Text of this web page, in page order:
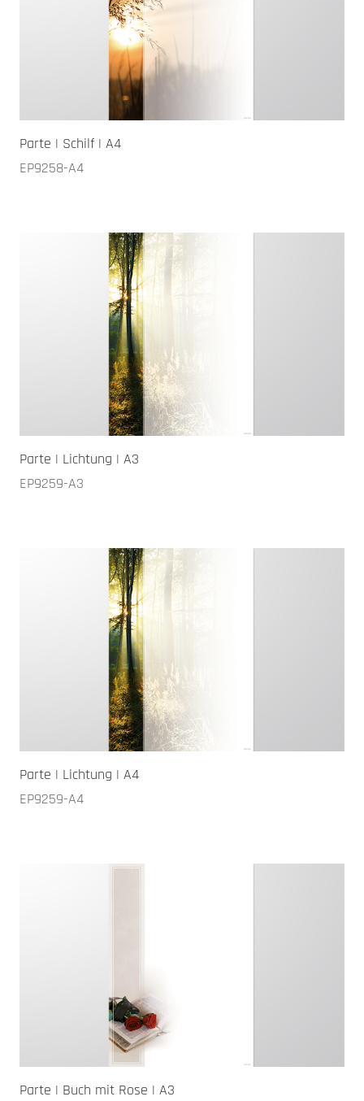
Parte | Schilf | A4
EP9258-A4
Parte | Lichtung | A3
EP9259-A3
Parte | Lichtung | A4
EP9259-A4
Parte | Buch mit Rose | A3